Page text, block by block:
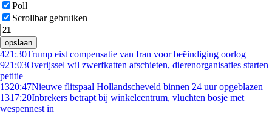
Poll
Scrollbar gebruiken
opslaan
421:30Trump eist compensatie van Iran voor beëindiging oorlog
921:03Overijssel wil zwerfkatten afschieten, dierenorganisaties starten
petitie
1320:47Nieuwe flitspaal Hollandscheveld binnen 24 uur opgeblazen
1317:20Inbrekers betrapt bij winkelcentrum, vluchten bosje met
wespennest in